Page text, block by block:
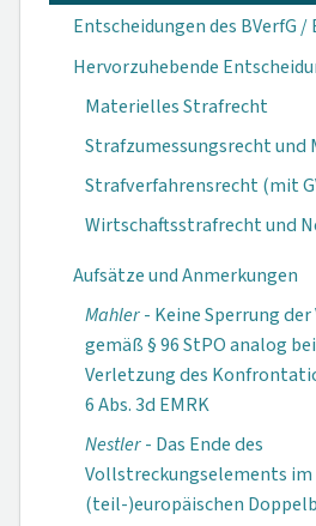
Entscheidungen des BVerfG /
Hervorzuhebende
Materielles Strafrecht
Strafzumessungsrecht und
Strafverfahrensrecht (mit
Wirtschaftsstrafrecht und
Aufsätze und Anmerkungen
Mahler- Keine Sperrung
gemäß § 96 StPO analog
Verletzung des
6 Abs. 3d EMRK
Nestler- Das Ende des
Vollstreckungselements im
(teil-)europäischen